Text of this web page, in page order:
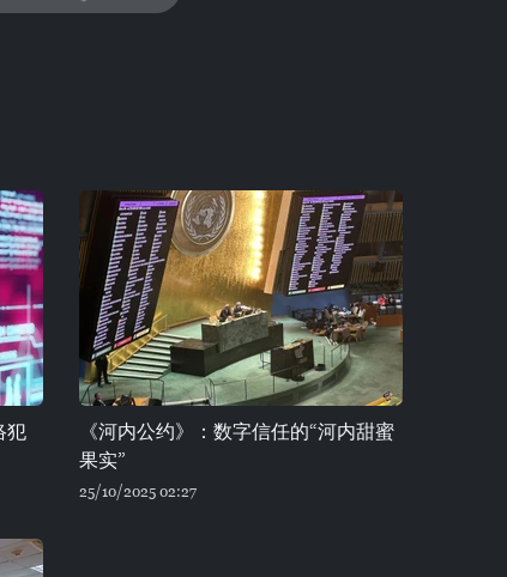
犯
《河内公约》：数字信任的“河内甜蜜
果实”
25/10/2025 02:27